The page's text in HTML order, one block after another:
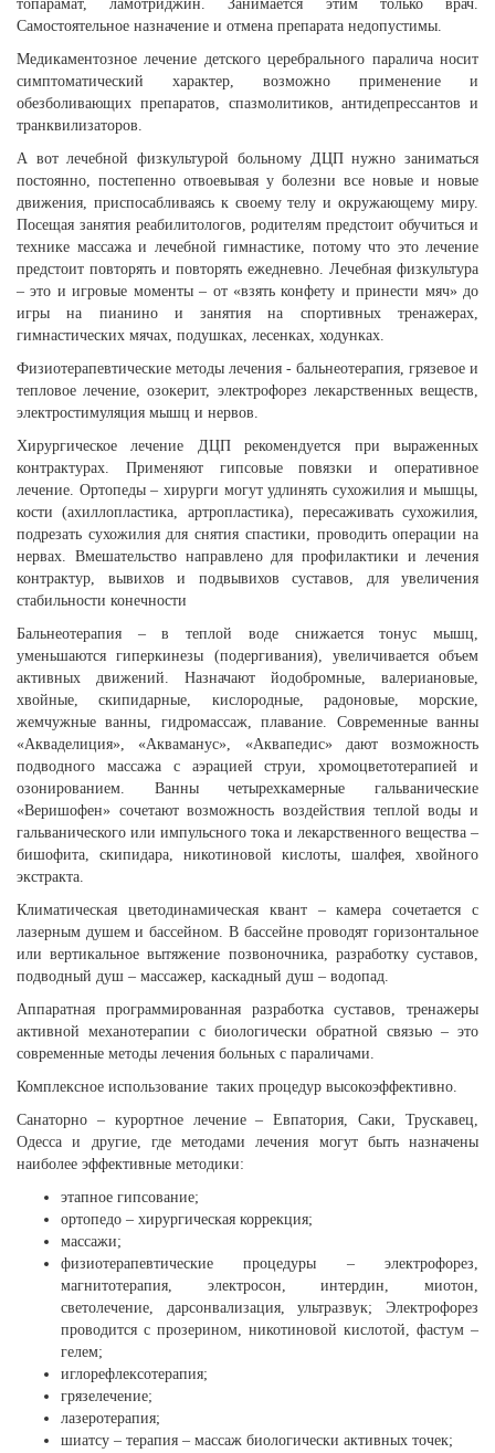
топарамат, ламотриджин. Занимается этим только врач.
Самостоятельное назначение и отмена препарата недопустимы.
Медикаментозное лечение детского церебрального паралича носит
симптоматический характер, возможно применение и
обезболивающих препаратов, спазмолитиков, антидепрессантов и
транквилизаторов.
А вот лечебной физкультурой больному ДЦП нужно заниматься
постоянно, постепенно отвоевывая у болезни все новые и новые
движения, приспосабливаясь к своему телу и окружающему миру.
Посещая занятия реабилитологов, родителям предстоит обучиться и
технике массажа и лечебной гимнастике, потому что это лечение
предстоит повторять и повторять ежедневно. Лечебная физкультура
– это и игровые моменты – от «взять конфету и принести мяч» до
игры на пианино и занятия на спортивных тренажерах,
гимнастических мячах, подушках, лесенках, ходунках.
Физиотерапевтические методы лечения - бальнеотерапия, грязевое и
тепловое лечение, озокерит, электрофорез лекарственных веществ,
электростимуляция мышц и нервов.
Хирургическое лечение ДЦП рекомендуется при выраженных
контрактурах. Применяют гипсовые повязки и оперативное
лечение. Ортопеды – хирурги могут удлинять сухожилия и мышцы,
кости (ахиллопластика, артропластика), пересаживать сухожилия,
подрезать сухожилия для снятия спастики, проводить операции на
нервах. Вмешательство направлено для профилактики и лечения
контрактур, вывихов и подвывихов суставов, для увеличения
стабильности конечности
Бальнеотерапия – в теплой воде снижается тонус мышц,
уменьшаются гиперкинезы (подергивания), увеличивается объем
активных движений. Назначают йодобромные, валериановые,
хвойные, скипидарные, кислородные, радоновые, морские,
жемчужные ванны, гидромассаж, плавание. Современные ванны
«Акваделиция», «Акваманус», «Аквапедис» дают возможность
подводного массажа с аэрацией струи, хромоцветотерапией и
озонированием. Ванны четырехкамерные гальванические
«Веришофен» сочетают возможность воздействия теплой воды и
гальванического или импульсного тока и лекарственного вещества –
бишофита, скипидара, никотиновой кислоты, шалфея, хвойного
экстракта.
Климатическая цветодинамическая квант – камера сочетается с
лазерным душем и бассейном. В бассейне проводят горизонтальное
или вертикальное вытяжение позвоночника, разработку суставов,
подводный душ – массажер, каскадный душ – водопад.
Аппаратная программированная разработка суставов, тренажеры
активной механотерапии с биологически обратной связью – это
современные методы лечения больных с параличами.
Комплексное использование таких процедур высокоэффективно.
Санаторно – курортное лечение – Евпатория, Саки, Трускавец,
Одесса и другие, где методами лечения могут быть назначены
наиболее эффективные методики:
этапное гипсование;
ортопедо – хирургическая коррекция;
массажи;
физиотерапевтические процедуры – электрофорез,
магнитотерапия, электросон, интердин, миотон,
светолечение, дарсонвализация, ультразвук; Электрофорез
проводится с прозерином, никотиновой кислотой, фастум –
гелем;
иглорефлексотерапия;
грязелечение;
лазеротерапия;
шиатсу – терапия – массаж биологически активных точек;